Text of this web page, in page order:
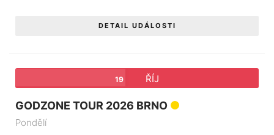
DETAIL UDÁLOSTI
19 ŘÍJ
GODZONE TOUR 2026 BRNO
Pondělí